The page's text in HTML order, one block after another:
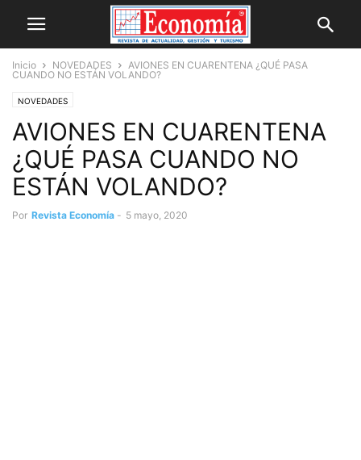
Inicio NOVEDADES
AVIONES EN CUARENTENA ¿QUÉ PASA
CUANDO NO ESTÁN VOLANDO?
NOVEDADES
AVIONES EN CUARENTENA
¿QUÉ PASA CUANDO NO
ESTÁN VOLANDO?
Por Revista Economía - 5 mayo, 2020